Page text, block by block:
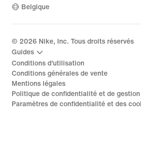
Belgique
© 2026 Nike, Inc. Tous droits réservés
Guides
Conditions d'utilisation
Conditions générales de vente
Mentions légales
Politique de confidentialité et de
Paramètres de confidentialité et des